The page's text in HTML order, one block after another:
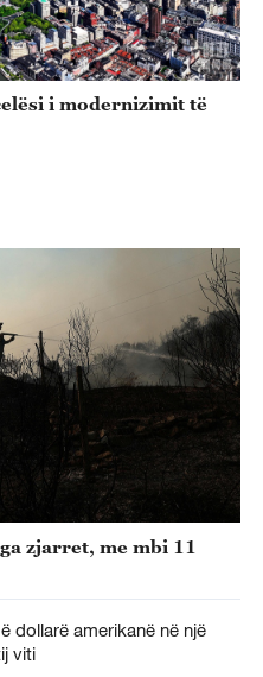
i modernizimit të
zjarret, me mbi 11
dollarë amerikanë në një
viti